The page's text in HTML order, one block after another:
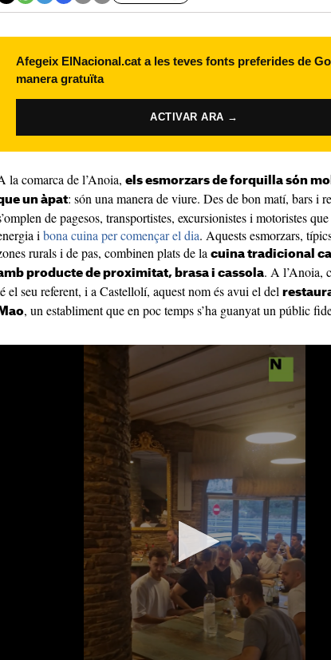
Afegeix ElNacional.cat a les teves fonts preferides de
manera gratuïta
ACTIVAR ARA →
la comarca de l’Anoia, els esmorzars de forquilla són
un àpat: són una manera de viure. Des de bon matí, bars i
de pagesos, transportistes, excursionistes i motoristes
i bona cuina per començar el dia. Aquests esmorzars,
rurals i de pas, combinen plats de la cuina tradicional
producte de proximitat, brasa i cassola. A l’Anoia,
el seu referent, i a Castellolí, aquest nom és avui el del
Mao, un establiment que en poc temps s’ha guanyat un públic